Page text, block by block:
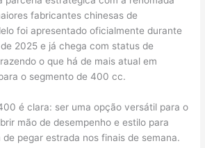
fabricantes chinesas de
foi apresentado oficialmente durante
2025 e já chega com status de
o que há de mais atual em
o segmento de 400 cc.
é clara: ser uma opção versátil para o
mão de desempenho e estilo para
pegar estrada nos finais de semana.